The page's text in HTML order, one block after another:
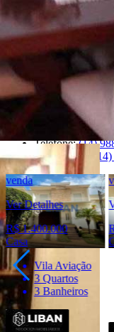
Liban -
Creci:
33006-J
https://
Endereço:Rua
Ver Telefone
(14)
Telefone:(14)
WhatsApp:
venda
Ver Detalhes
R$ 1.250.000
Casa
Parque
Paulistano
3 Quartos